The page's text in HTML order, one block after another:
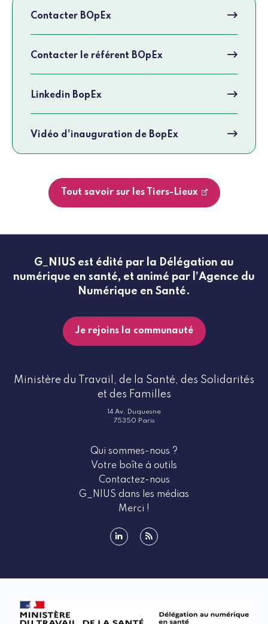
Contacter BOpEx
Contacter le référent BOpEx
Linkedin BopEx
Vidéo d'inauguration de BopEx
Tout savoir sur les Tiers-Lieux
G_NIUS est édité par la Délégation au
numérique en santé, et animé par l’Agence du
Numérique en Santé.
Je rejoins la communauté
Ministère du Travail, de la Santé, des Solidarités
et des Familles
14 Av. Duquesne
75350 Paris
Qui sommes-nous ?
Votre boîte à outils
Contactez-nous
G_NIUS dans les médias
Merci !